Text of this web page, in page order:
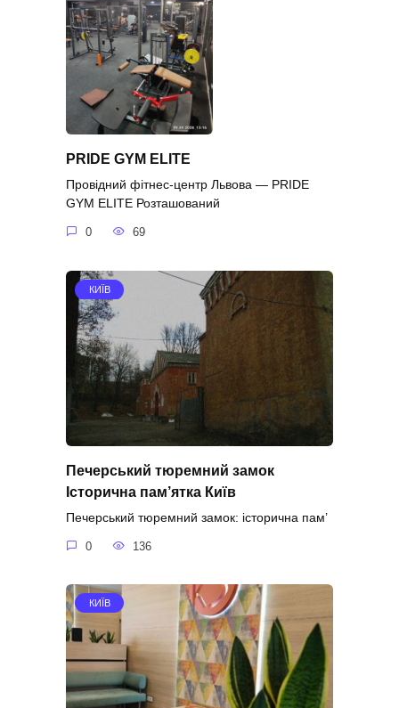
PRIDE GYM ELITE
Провідний фітнес-центр Львова — PRIDE
GYM ELITE Розташований
0 69
КИЇВ
Печерський тюремний замок
Історична пам’ятка Київ
Печерський тюремний замок: історична пам’
0 136
КИЇВ